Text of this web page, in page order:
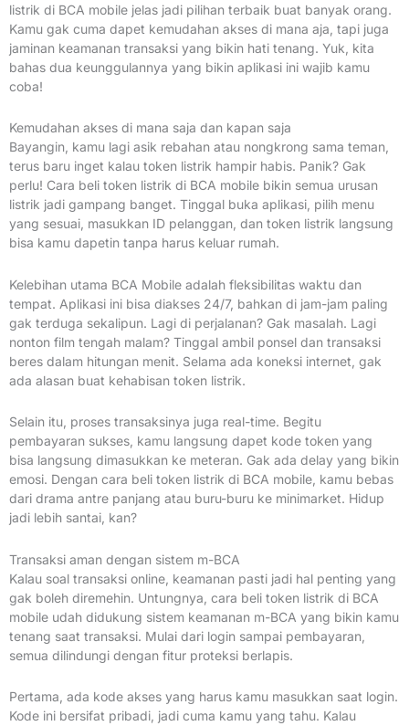
listrik di BCA mobile jelas jadi pilihan terbaik buat banyak orang.
Kamu gak cuma dapet kemudahan akses di mana aja, tapi juga
jaminan keamanan transaksi yang bikin hati tenang. Yuk, kita
bahas dua keunggulannya yang bikin aplikasi ini wajib kamu
coba!
Kemudahan akses di mana saja dan kapan saja
Bayangin, kamu lagi asik rebahan atau nongkrong sama teman,
terus baru inget kalau token listrik hampir habis. Panik? Gak
perlu! Cara beli token listrik di BCA mobile bikin semua urusan
listrik jadi gampang banget. Tinggal buka aplikasi, pilih menu
yang sesuai, masukkan ID pelanggan, dan token listrik langsung
bisa kamu dapetin tanpa harus keluar rumah.
Kelebihan utama BCA Mobile adalah fleksibilitas waktu dan
tempat. Aplikasi ini bisa diakses 24/7, bahkan di jam-jam paling
gak terduga sekalipun. Lagi di perjalanan? Gak masalah. Lagi
nonton film tengah malam? Tinggal ambil ponsel dan transaksi
beres dalam hitungan menit. Selama ada koneksi internet, gak
ada alasan buat kehabisan token listrik.
Selain itu, proses transaksinya juga real-time. Begitu
pembayaran sukses, kamu langsung dapet kode token yang
bisa langsung dimasukkan ke meteran. Gak ada delay yang bikin
emosi. Dengan cara beli token listrik di BCA mobile, kamu bebas
dari drama antre panjang atau buru-buru ke minimarket. Hidup
jadi lebih santai, kan?
Transaksi aman dengan sistem m-BCA
Kalau soal transaksi online, keamanan pasti jadi hal penting yang
gak boleh diremehin. Untungnya, cara beli token listrik di BCA
mobile udah didukung sistem keamanan m-BCA yang bikin kamu
tenang saat transaksi. Mulai dari login sampai pembayaran,
semua dilindungi dengan fitur proteksi berlapis.
Pertama, ada kode akses yang harus kamu masukkan saat login.
Kode ini bersifat pribadi, jadi cuma kamu yang tahu. Kalau